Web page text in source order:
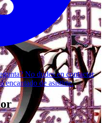
No dudes encontactar
encantado de asistirte.